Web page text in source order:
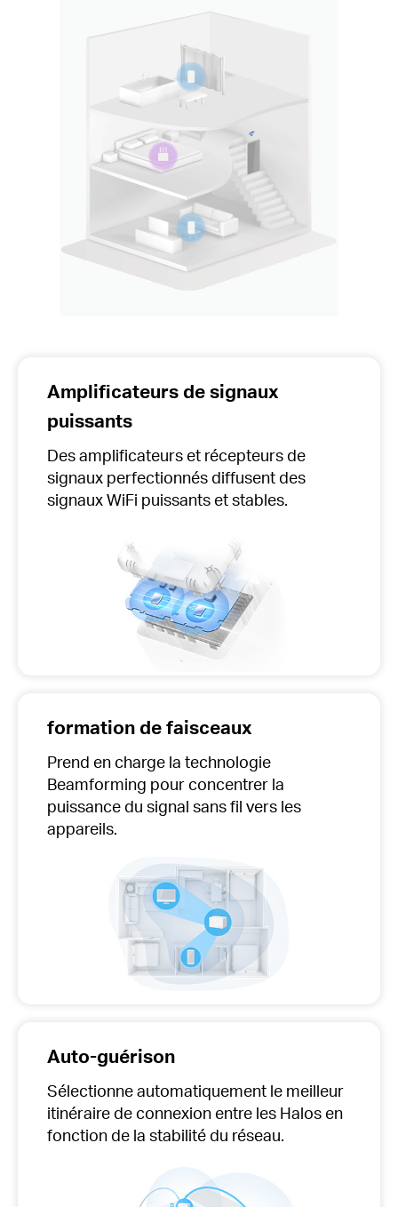
Amplificateurs de signaux
puissants
Des amplificateurs et récepteurs de
signaux perfectionnés diffusent des
signaux WiFi puissants et stables.
formation de faisceaux
Prend en charge la technologie
Beamforming pour concentrer la
puissance du signal sans fil vers les
appareils.
Auto-guérison
Sélectionne automatiquementle meilleur
itinéraire de connexion entre les Halos en
fonction de la stabilité du réseau.